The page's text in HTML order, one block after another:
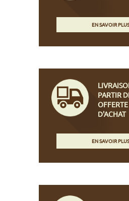
EN SAVOIR
PARTIR
D'ACHAT
EN SAVOIR